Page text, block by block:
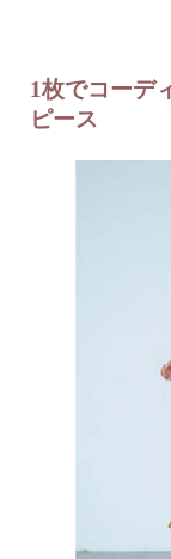
1枚でコーデ
ピース